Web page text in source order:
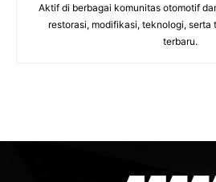
Aktif di berbagai komunitas otomotif
restorasi, modifikasi, teknologi,
terbaru.